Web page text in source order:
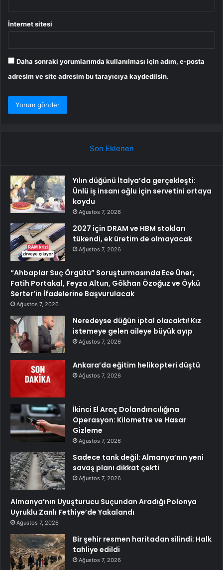
İnternet sitesi
Daha sonraki yorumlarımda kullanılması için adım, e-posta
adresim ve site adresim bu tarayıcıya kaydedilsin.
Son Eklenen
Yılın düğünü İtalya’da gerçekleşti:
Ünlü iş insanı oğlu için servetini ortaya
koydu
Ağustos 7, 2026
2027 için DRAM ve HBM stokları
tükendi, ek üretim de olmayacak
Ağustos 7, 2026
“Ahbaplar Suç Örgütü” Soruşturmasında Ece Üner,
Fatih Portakal, Feyza Altun, Gökhan Özoğuz ve Öykü
Serter’in İfadelerine Başvurulacak
Ağustos 7, 2026
Neredeyse düğün iptal olacaktı! Kız
istemeye gelen aileye büyük ayıp
Ağustos 7, 2026
Ankara’da eğitim helikopteri düştü
Ağustos 7, 2026
İkinci El Araç Dolandırıcılığına
Operasyon: Kilometre ve Hasar
Gizleme
Ağustos 7, 2026
Sadece tank değil: Almanya’nın yeni
savaş planı dikkat çekti
Ağustos 7, 2026
Almanya’nın Uyuşturucu Suçundan Aradığı Polonya
Uyruklu Zanlı Fethiye’de Yakalandı
Ağustos 7, 2026
Bir şehir resmen haritadan silindi: Halk
tahliye edildi
Ağustos 7, 2026